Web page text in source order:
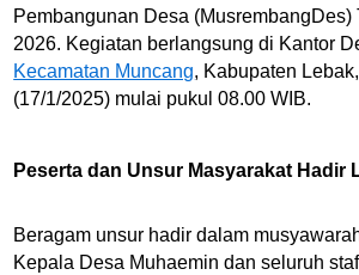
Pembangunan Desa (MusrembangDes)
2026. Kegiatan berlangsung di Kantor
Kecamatan Muncang, Kabupaten
(17/1/2025) mulai pukul 08.00 WIB.
Peserta dan Unsur Masyarakat Hadir
Beragam unsur hadir dalam
Kepala Desa Muhaemin dan seluruh